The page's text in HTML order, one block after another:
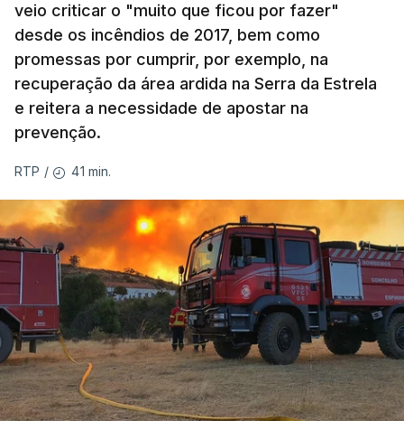
veio criticar o "muito que ficou por fazer"
desde os incêndios de 2017, bem como
promessas por cumprir, por exemplo, na
recuperação da área ardida na Serra da Estrela
e reitera a necessidade de apostar na
prevenção.
RTP / 41 min.